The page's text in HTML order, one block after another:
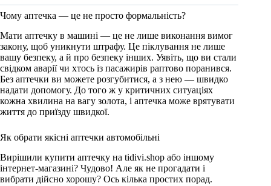
Чому аптечка — це не просто формальність?
Мати аптечку в машині — це не лише виконання вимог
закону, щоб уникнути штрафу. Це піклування не лише
вашу безпеку, а й про безпеку інших. Уявіть, що ви стали
свідком аварії чи хтось із пасажирів раптово поранився.
Без аптечки ви можете розгубитися, а з нею — швидко
надати допомогу. До того ж у критичних ситуаціях
кожна хвилина на вагу золота, і аптечка може врятувати
життя до приїзду швидкої.
Як обрати якісні аптечки автомобільні
Вирішили купити аптечку на tidivi.shop або іншому
інтернет-магазині? Чудово! Але як не прогадати і
вибрати дійсно хорошу? Ось кілька простих порад.